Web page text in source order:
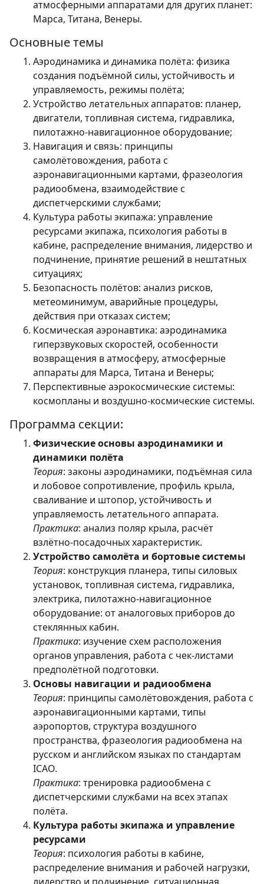
атмосферными аппаратами для других планет:
Марса, Титана, Венеры.
Основные темы
Аэродинамика и динамика полёта: физика
создания подъёмной силы, устойчивость и
управляемость, режимы полёта;
Устройство летательных аппаратов: планер,
двигатели, топливная система, гидравлика,
пилотажно-навигационное оборудование;
Навигация и связь: принципы
самолётовождения, работа с
аэронавигационными картами, фразеология
радиообмена, взаимодействие с
диспетчерскими службами;
Культура работы экипажа: управление
ресурсами экипажа, психология работы в
кабине, распределение внимания, лидерство и
подчинение, принятие решений в нештатных
ситуациях;
Безопасность полётов: анализ рисков,
метеоминимум, аварийные процедуры,
действия при отказах систем;
Космическая аэронавтика: аэродинамика
гиперзвуковых скоростей, особенности
возвращения в атмосферу, атмосферные
аппараты для Марса, Титана и Венеры;
Перспективные аэрокосмические системы:
космопланы и воздушно-космические системы.
Программа секции:
Физические основы аэродинамики и
динамики полёта
Теория: законы аэродинамики, подъёмная сила
и лобовое сопротивление, профиль крыла,
сваливание и штопор, устойчивость и
управляемость летательного аппарата.
Практика: анализ поляр крыла, расчёт
взлётно-посадочных характеристик.
Устройство самолёта и бортовые системы
Теория: конструкция планера, типы силовых
установок, топливная система, гидравлика,
электрика, пилотажно-навигационное
оборудование: от аналоговых приборов до
стеклянных кабин.
Практика: изучение схем расположения
органов управления, работа с чек-листами
предполётной подготовки.
Основы навигации и радиообмена
Теория: принципы самолётовождения, работа с
аэронавигационными картами, типы
аэропортов, структура воздушного
пространства, фразеология радиообмена на
русском и английском языках по стандартам
ICAO.
Практика: тренировка радиообмена с
диспетчерскими службами на всех этапах
полёта.
Культура работы экипажа и управление
ресурсами
Теория: психология работы в кабине,
распределение внимания и рабочей нагрузки,